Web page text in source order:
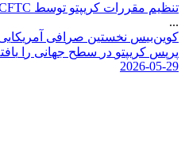
تنظیم مقررات کریپتو توسط CFTC
...
کوینبیس نخستین صر فی مر یکای
پر پس کر یپتو در سطح جهانی ر یافت
2026-05-29